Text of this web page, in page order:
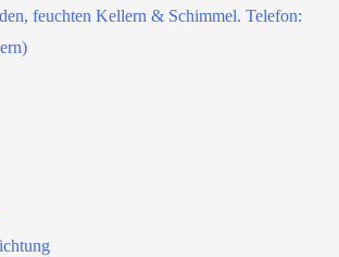
feuchten Kellern & Schimmel. Telefon: